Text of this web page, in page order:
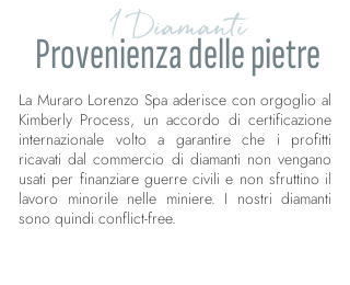
I Diamanti
Provenienza delle pietre
La Muraro Lorenzo Spa aderisce con orgoglio al
Kimberly Process, un accordo di certificazione
internazionale volto a garantire che i profitti
ricavati dal commercio di diamanti non vengano
usati per finanziare guerre civili e non sfruttino il
lavoro minorile nelle miniere. I nostri diamanti
sono quindi conflict-free.